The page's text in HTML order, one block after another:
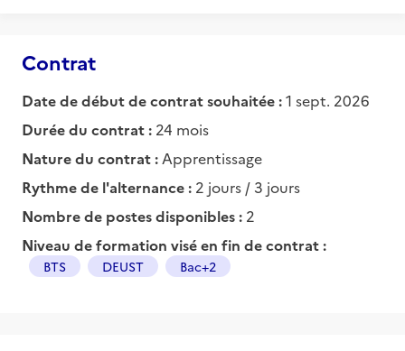
Contrat
Date de début de contrat souhaitée :1 sept. 2026
Durée du contrat : 24 mois
Nature du contrat : Apprentissage
Rythme de l'alternance : 2 jours / 3 jours
Nombre de postes disponibles : 2
Niveau de formation visé en fin de contrat :
BTS DEUST Bac+2